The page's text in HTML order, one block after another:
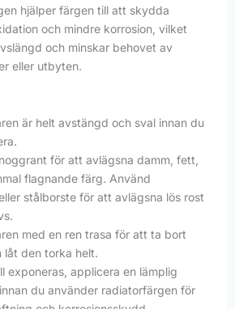
hjälper färgen till att skydda
och mindre korrosion, vilket
och minskar behovet av
eller utbyten.
är helt avstängd och sval innan du
för att avlägsna damm, fett,
flagnande färg. Använd
stålborste för att avlägsna lös rost
med en ren trasa för att ta bort
låt den torka helt.
exponeras, applicera en lämplig
du använder radiatorfärgen för